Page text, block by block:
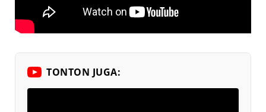
TONTON JUGA: